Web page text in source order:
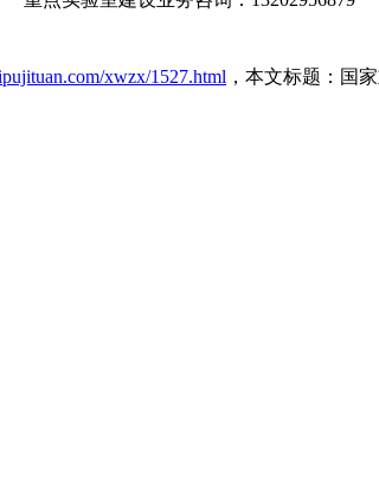
xwzx/1527.html ，本文标题：国